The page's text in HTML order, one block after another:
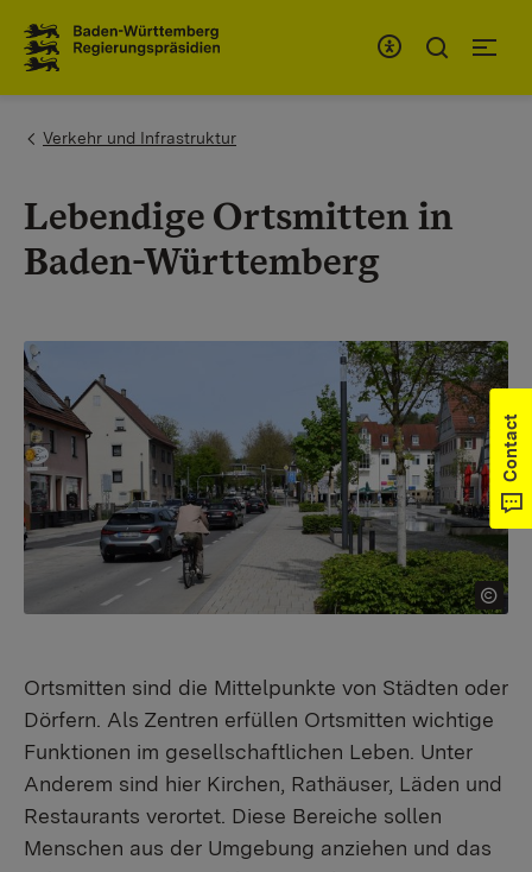
You are here:
Verkehr und Infrastruktur
Lebendige Ortsmitten in
Baden-Württemberg
Ortsmitten sind die Mittelpunkte von Städten oder
Dörfern. Als Zentren erfüllen Ortsmitten wichtige
Funktionen im gesellschaftlichen Leben. Unter
Anderem sind hier Kirchen, Rathäuser, Läden und
Restaurants verortet. Diese Bereiche sollen
Menschen aus der Umgebung anziehen und das
Contact